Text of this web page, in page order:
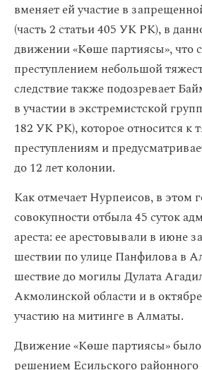
вменяет ей участие в
(часть 2 статьи 405 УК РК), в
движении «Көше партиясы», что
преступлением небольшой
следствие также подозревает
в участии в экстремистской
182 УК РК), которое относится к
преступлениям и
до 12 лет колонии.
Как отмечает Нурпеисов, в этом
совокупности отбыла 45 суток
ареста: ее арестовывали в июне
шествии по улице Панфилова в
шествие до могилы Дулата
Акмолинской области и в
участию на митинге в Алматы.
Движение «Көше партиясы» было
решением Есильского районного